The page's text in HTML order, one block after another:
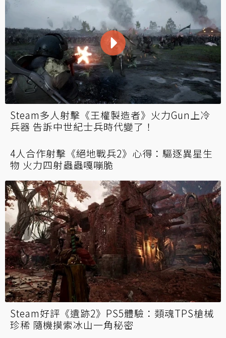
Steam多人射擊《王權製造者》火力Gun上冷
兵器 告訴中世紀士兵時代變了！
4人合作射擊《絕地戰兵2》心得：驅逐異星生
物 火力四射蟲蟲嘎嘣脆